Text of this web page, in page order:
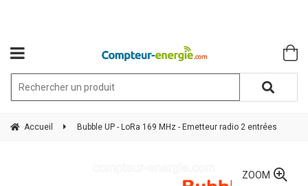
Accueil Bubble UP - LoRa 169 MHz - Emetteur radio 2 entrées
ZOOM